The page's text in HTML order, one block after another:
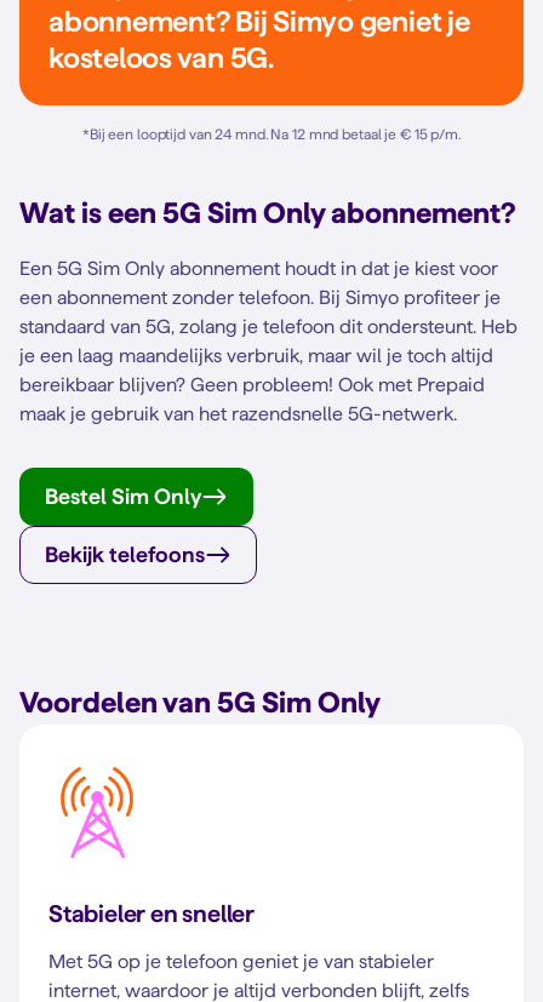
abonnement? Bij Simyo geniet je
kosteloos van 5G.
*Bij een looptijd van 24 mnd. Na 12 mnd betaal je € 15 p/m.
Wat is een 5G Sim Only abonnement?
Een 5G Sim Only abonnement houdt in dat je kiest voor
een abonnement zonder telefoon. Bij Simyo profiteer je
standaard van 5G, zolang je telefoon dit ondersteunt. Heb
je een laag maandelijks verbruik, maar wil je toch altijd
bereikbaar blijven? Geen probleem! Ook met Prepaid
maak je gebruik van het razendsnelle 5G-netwerk.
Bestel Sim Only
Bekijk telefoons
Voordelen van 5G Sim Only
Stabieler en sneller
Met 5G op je telefoon geniet je van stabieler
internet, waardoor je altijd verbonden blijft, zelfs